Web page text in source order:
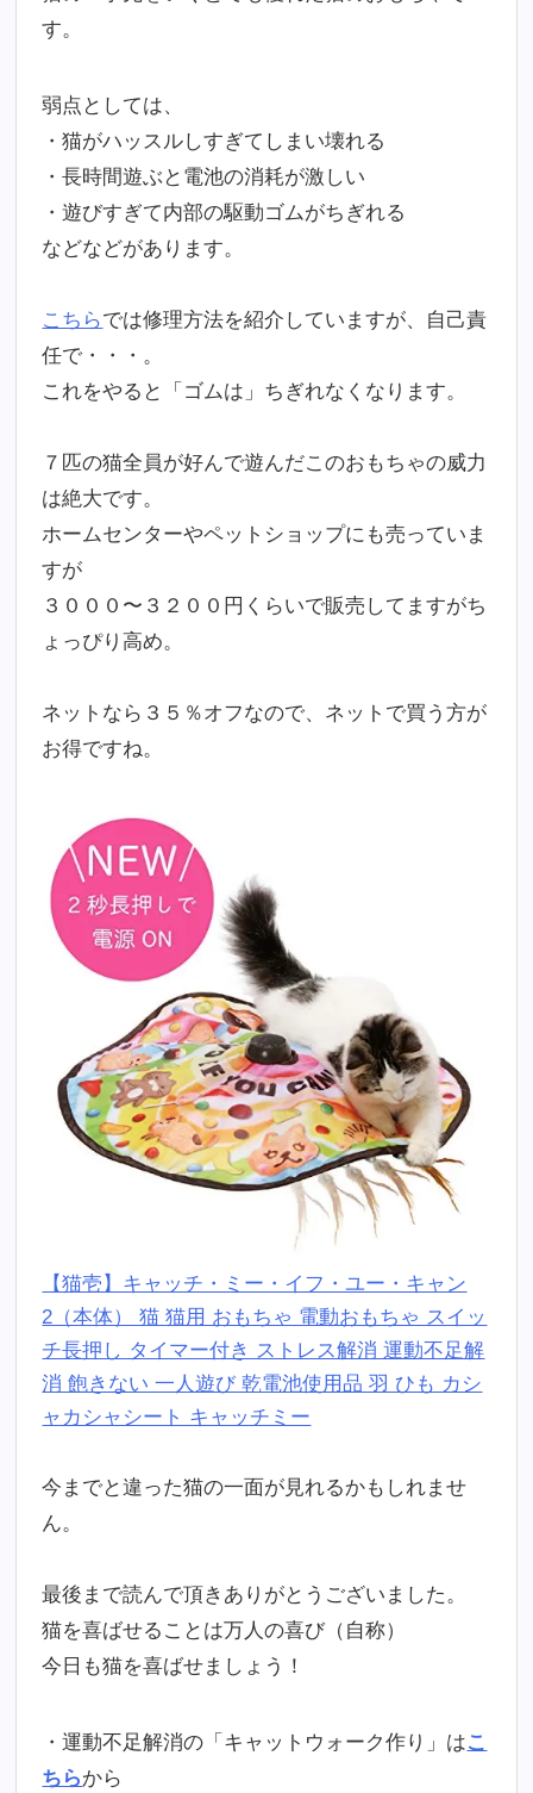
す。
弱点としては、
・猫がハッスルしすぎてしまい壊れる
・長時間遊ぶと電池の消耗が激しい
・遊びすぎて内部の駆動ゴムがちぎれる
などなどがあります。
こちらでは修理方法を紹介していますが、自己責
任で・・・。
これをやると「ゴムは」ちぎれなくなります。
７匹の猫全員が好んで遊んだこのおもちゃの威力
は絶大です。
ホームセンターやペットショップにも売っていま
すが
３０００〜３２００円くらいで販売してますがち
ょっぴり高め。
ネットなら３５％オフなので、ネットで買う方が
お得ですね。
【猫壱】キャッチ・ミー・イフ・ユー・キャン
2（本体） 猫 猫用 おもちゃ 電動おもちゃ スイッ
チ長押し タイマー付き ストレス解消 運動不足解
消 飽きない 一人遊び 乾電池使用品 羽 ひも カシ
ャカシャシート キャッチミー
今までと違った猫の一面が見れるかもしれませ
ん。
最後まで読んで頂きありがとうございました。
猫を喜ばせることは万人の喜び（自称）
今日も猫を喜ばせましょう！
・運動不足解消の「キャットウォーク作り」はこ
ちらから